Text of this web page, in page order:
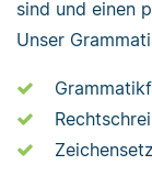
sind und einen
Unser